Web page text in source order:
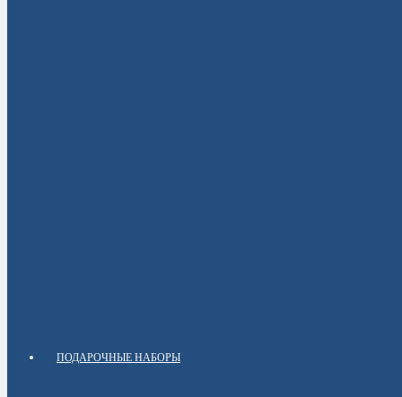
ПОДАРОЧНЫЕ НАБОРЫ